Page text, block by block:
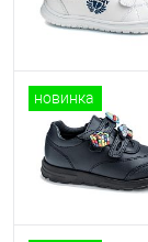
новинка